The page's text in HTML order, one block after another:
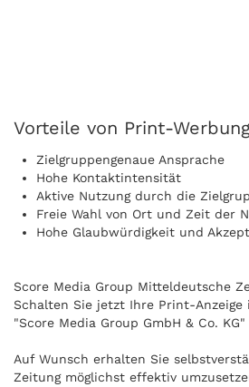
Vorteile von Print-
Zielgruppengenaue Ansprache
Hohe Kontaktintensität
Aktive Nutzung durch die
Freie Wahl von Ort und Zeit der
Hohe Glaubwürdigkeit und
Score Media Group Mitteldeutsche
Schalten Sie jetzt Ihre Print-Anzeige
"Score Media Group GmbH & Co.
Auf Wunsch erhalten Sie
Zeitung möglichst effektiv